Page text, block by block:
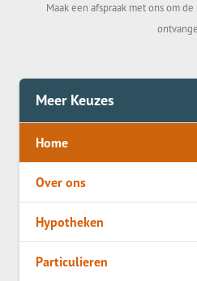
Maak een afspraak met ons om
Meer Keuzes
Home
Over ons
Hypotheken
Particulieren